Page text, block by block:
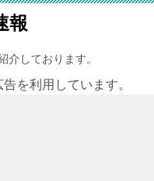
報
介しております。
を利用しています。